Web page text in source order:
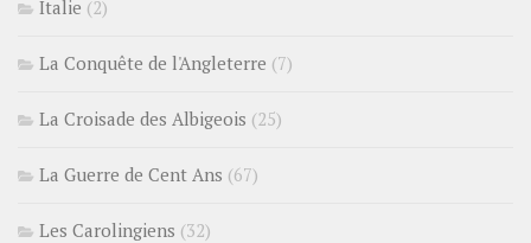
Italie (2)
La Conquête de l'Angleterre (7)
La Croisade des Albigeois (25)
La Guerre de Cent Ans (67)
Les Carolingiens (32)